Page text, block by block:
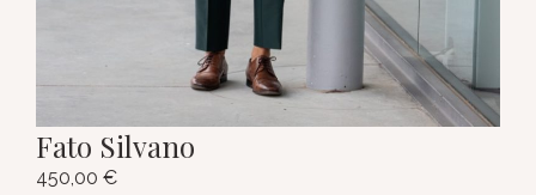
Fato Silvano
450,00 €